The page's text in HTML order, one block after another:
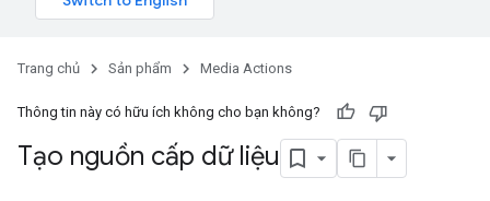
Trang chủ Sản phẩm Media Actions
Thông tin này có hữu ích không cho bạn không?
Tạo nguồn cấp dữ liệu